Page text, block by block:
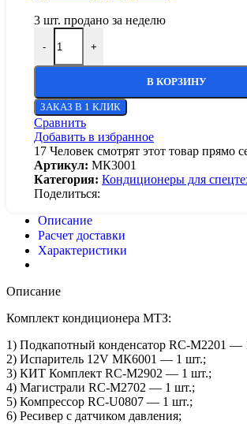
3 шт. продано за неделю
- +
В КОРЗИНУ
ЗАКАЗ В 1 КЛИК
Сравнить
Добавить в избранное
17 Человек смотрят этот товар прямо
Артикул: МК3001
Категория: Кондиционеры для
Поделиться:
Описание
Расчет доставки
Характеристики
Описание
Комплект кондиционера МТЗ:
1) Подкапотный конденсатор RC-M2201 —
2) Испаритель 12V МК6001 — 1 шт.;
3) КИТ Комплект RC-M2902 — 1 шт.;
4) Магистрали RC-M2702 — 1 шт.;
5) Компрессор RC-U0807 — 1 шт.;
6) Ресивер с датчиком давления;